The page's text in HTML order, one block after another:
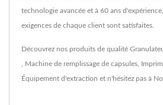
technologie avancée et à 60 ans
exigences de chaque client sont satisfaites.
Découvrez nos produits de qualité
Machine de remplissage de capsules
Équipement d'extraction et n'hésitez pas à